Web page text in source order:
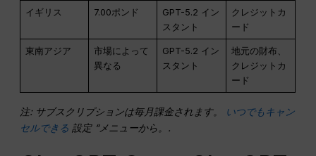
イギリス 7.00ポンド
GPT-5.2 イン
スタント
クレジットカ
ード
東南アジア
市場によって
異なる
GPT-5.2 イン
スタント
地元の財布、
クレジットカ
ード
注: サブスクリプションは毎月課金されます。 いつでもキャン
セルできる 設定 “メニューから。.